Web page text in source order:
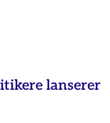
lanserer